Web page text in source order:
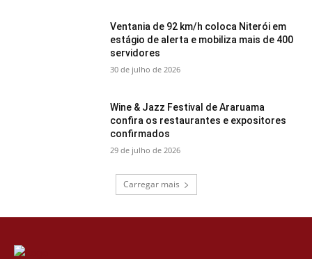
Ventania de 92 km/h coloca Niterói em
estágio de alerta e mobiliza mais de 400
servidores
30 de julho de 2026
Wine & Jazz Festival de Araruama
confira os restaurantes e expositores
confirmados
29 de julho de 2026
Carregar mais